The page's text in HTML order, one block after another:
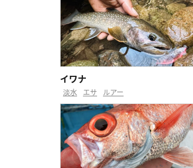
イワナ
淡水 エサ ルアー